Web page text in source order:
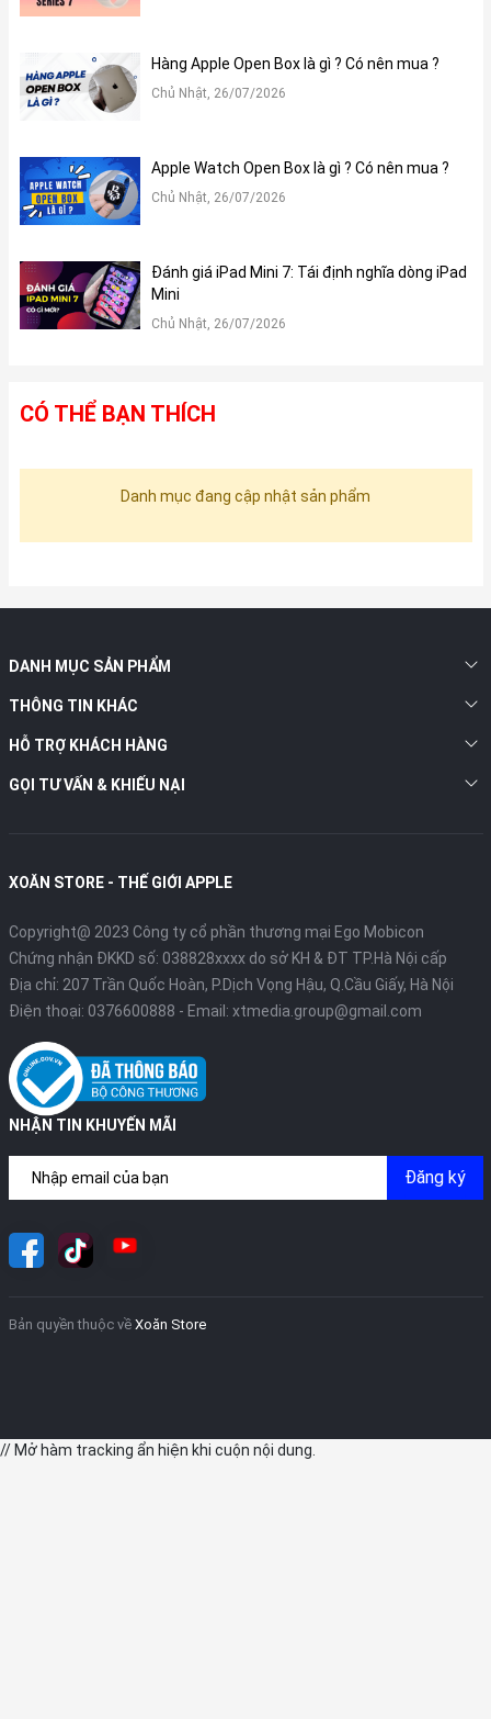
Hàng Apple Open Box là gì ? Có nên mua ?
Chủ Nhật, 26/07/2026
Apple Watch Open Box là gì ? Có nên mua ?
Chủ Nhật, 26/07/2026
Đánh giá iPad Mini 7: Tái định nghĩa dòng iPad
Mini
Chủ Nhật, 26/07/2026
CÓ THỂ BẠN THÍCH
Danh mục đang cập nhật sản phẩm
DANH MỤC SẢN PHẨM
THÔNG TIN KHÁC
HỖ TRỢ KHÁCH HÀNG
GỌI TƯ VẤN & KHIẾU NẠI
XOĂN STORE - THẾ GIỚI APPLE
Copyright@ 2023 Công ty cổ phần thương mại Ego Mobicon
Chứng nhận ĐKKD số: 038828xxxx do sở KH & ĐT TP.Hà Nội cấp
Địa chỉ: 207 Trần Quốc Hoàn, P.Dịch Vọng Hậu, Q.Cầu Giấy, Hà Nội
Điện thoại: 0376600888 - Email: xtmedia.group@gmail.com
NHẬN TIN KHUYẾN MÃI
Đăng ký
Bản quyền thuộc về Xoăn Store
// Mở hàm tracking ẩn hiện khi cuộn nội dung.